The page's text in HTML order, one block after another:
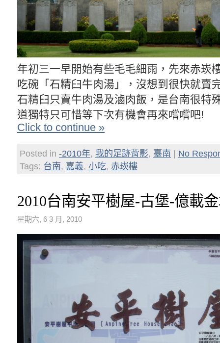
年初三一早開始有些毛毛細雨，先來赤崁
吃碗「石精臼牛肉湯」，沒想到很快就賣
石精臼只賣牛肉湯及滷肉飯，是台南很特
道獨特只可惜等下次有機會再來嚐嚐吧!
Click to continue »
Posted in -2010年, 我的足跡背影, 臺南
No
Tags: 台南, 嘉義, 小吃, 赤崁樓
2010台南安平樹屋-古堡-億載
星期六, 6 3 月, 2010